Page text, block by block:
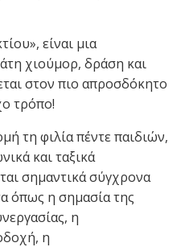
είναι μια
χιούμορ, δράση και
στον πιο απροσδόκητο
τρόπο!
τη φιλία πέντε παιδιών,
και ταξικά
σημαντικά σύγχρονα
όπως η σημασία της
η
η